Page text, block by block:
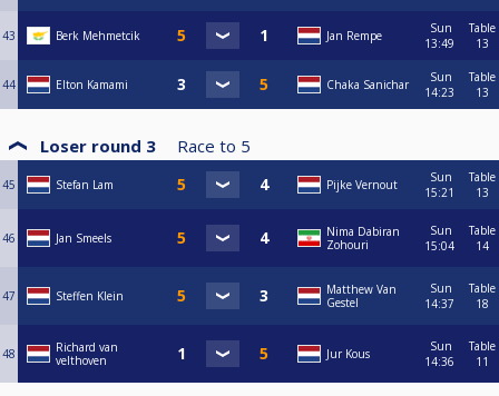
43 Berk Mehmetcik Jan Rempe
Sun
13:49
Table
13
44 Elton Kamami Chaka Sanichar
Sun
14:23
Table
13
Loser round 3 Race to 5
45 Stefan Lam Pijke Vernout
Sun
15:21
Table
13
46 Jan Smeels
Nima Dabiran
Zohouri
Sun
15:04
Table
14
47 Steffen Klein
Matthew Van
Gestel
Sun
14:37
Table
18
48
Richard van
velthoven
Jur Kous
Sun
14:36
Table
11